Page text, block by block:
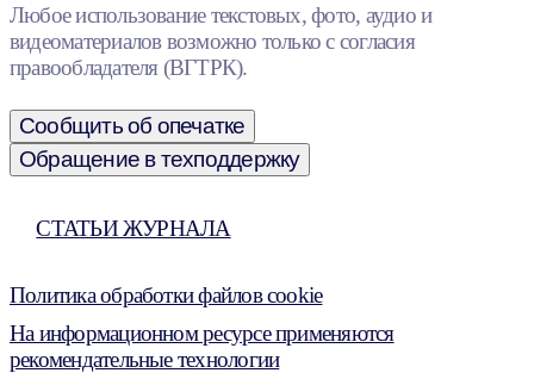
Любое использование текстовых, фото, аудио и
видеоматериалов возможно только с согласия
правообладателя (ВГТРК).
Сообщить об опечатке
Обращение в техподдержку
СТАТЬИ ЖУРНАЛА
Политика обработки файлов cookie
На информационном ресурсе применяются
рекомендательные технологии